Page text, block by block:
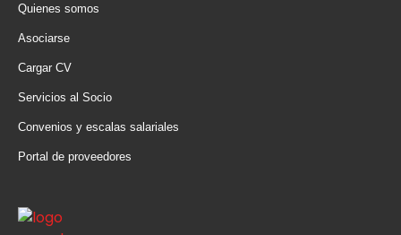
Quienes somos
Asociarse
Cargar CV
Servicios al Socio
Convenios y escalas salariales
Portal de proveedores